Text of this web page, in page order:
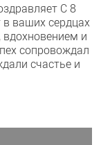
С 8
ваших сердцах
и
сопровождал
счастье и